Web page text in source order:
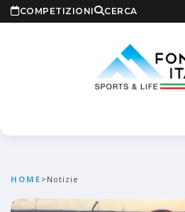
COMPETIZIONI CERCA
HOME > Notizie